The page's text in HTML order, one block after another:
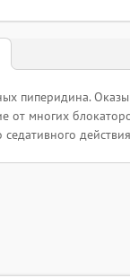
пиперидина.
от многих